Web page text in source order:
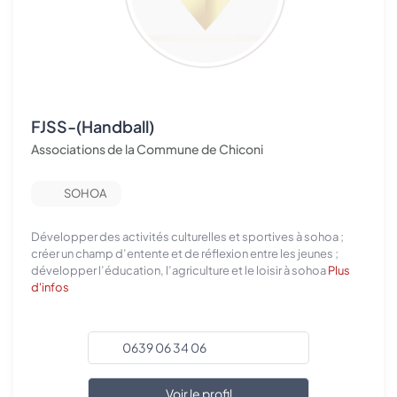
FJSS-(Handball)
Associations de la Commune de Chiconi
SOHOA
Développer des activités culturelles et sportives à sohoa ;
créer un champ d’entente et de réflexion entre les jeunes ;
développer l’éducation, l’agriculture et le loisir à sohoaPlus
d'infos
0639 06 34 06
Voir le profil